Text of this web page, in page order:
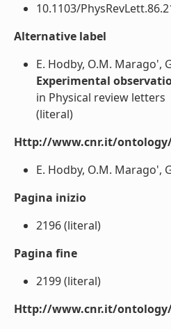
10.1103/
Alternative label
E. Hodby, O.M. Marago',
Experimental
in Physical review letters
(literal)
Http://www.cnr.it/
E. Hodby, O.M. Marago',
Pagina inizio
2196 (literal)
Pagina fine
2199 (literal)
Http://www.cnr.it/